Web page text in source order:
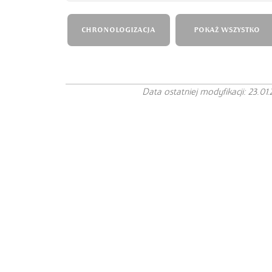
CHRONOLOGIZACJA POKAŻ WSZYSTKO
Data ostatniej modyfikacji: